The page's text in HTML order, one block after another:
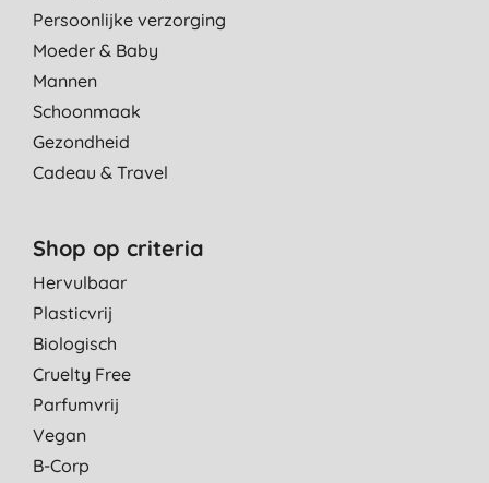
Persoonlijke verzorging
Moeder & Baby
Mannen
Schoonmaak
Gezondheid
Cadeau & Travel
Shop op criteria
Hervulbaar
Plasticvrij
Biologisch
Cruelty Free
Parfumvrij
Vegan
B-Corp